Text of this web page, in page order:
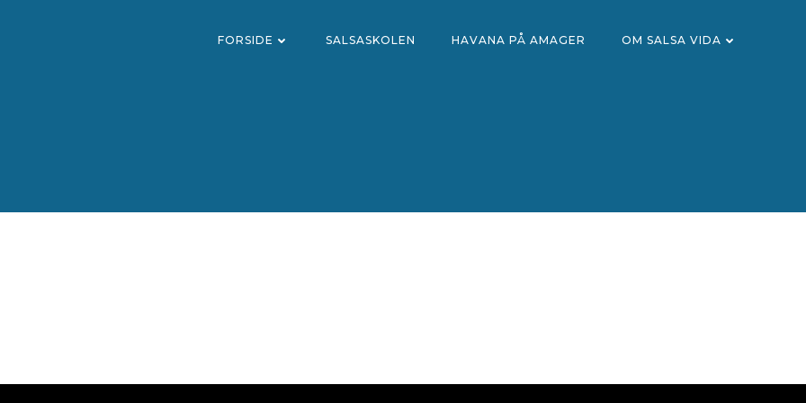
FORSIDE SALSASKOLEN HAVANA PÅ AMAGER OM SALSA VIDA